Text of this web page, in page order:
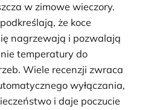
w zimowe wieczory.
że koce
nagrzewają i pozwalają
temperatury do
Wiele recenzji zwraca
wyłączania,
i daje poczucie